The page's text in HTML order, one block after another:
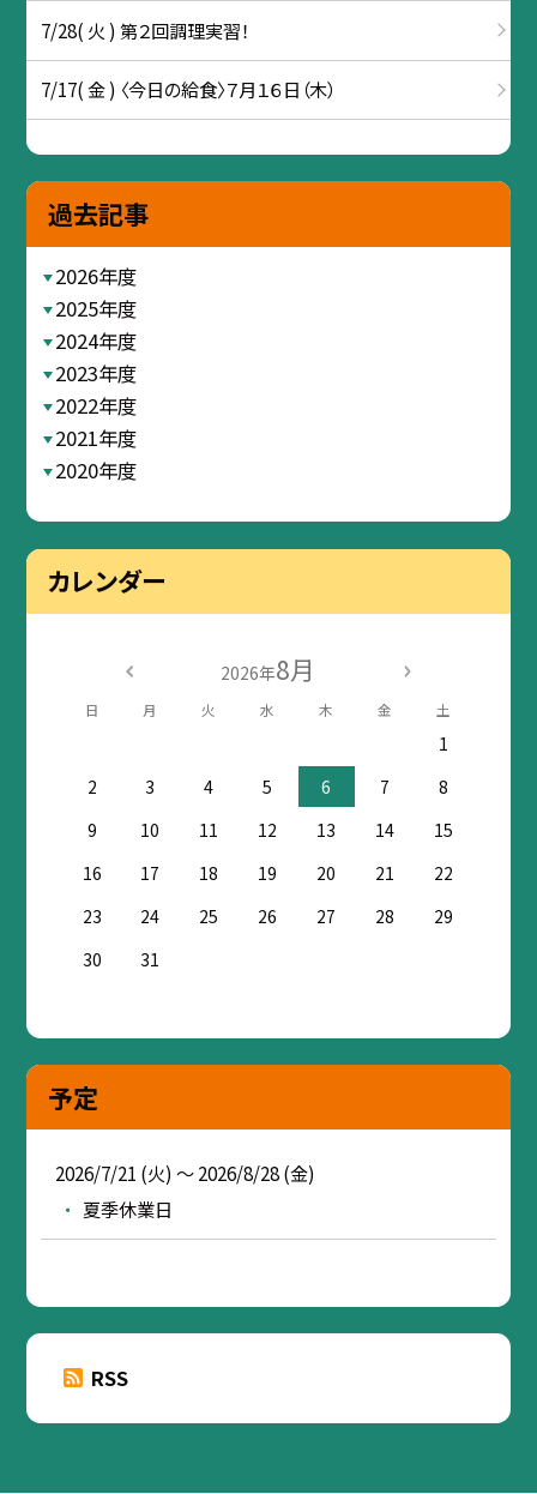
7/28( 火 ) 第２回調理実習！
7/17( 金 ) 〈今日の給食〉７月１６日（木）
過去記事
2026年度
2025年度
2024年度
2023年度
2022年度
2021年度
2020年度
カレンダー
2026年8月
日 月 火 水 木 金 土
1
2
3 4 5 6 7
8
9
10 11 12 13 14
15
16
17 18 19 20 21
22
23
24 25 26 27 28
29
30
31
予定
2026/7/21 (火) ～ 2026/8/28 (金)
夏季休業日
RSS